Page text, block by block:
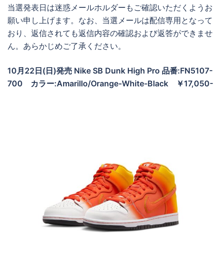
当選発表日は迷惑メールホルダーもご確認いただくようお
願い申し上げます。なお、当選メールは配信専用となって
おり、返信されても返信内容の確認および返答ができませ
ん。あらかじめご了承ください。
10月22日(日)発売 Nike SB Dunk High Pro 品番:FN5107-
700 カラー:Amarillo/Orange-White-Black ￥17,050-